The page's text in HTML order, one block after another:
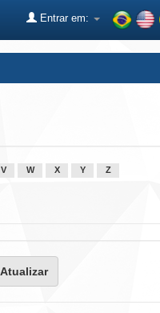
Entrar em:
V W X Y Z